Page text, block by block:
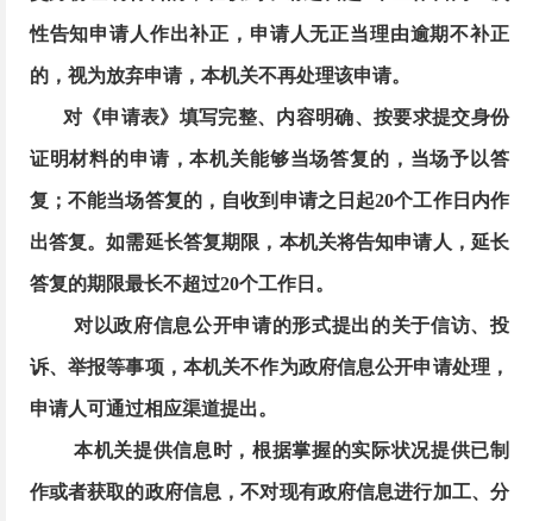
性告知申请人作出补正，申请人无正当理由逾期不补正
的，视为放弃申请，本机关不再处理该申请。
对《申请表》填写完整、内容明确、按要求提交身份
证明材料的申请，本机关能够当场答复的，当场予以答
复；不能当场答复的，自收到申请之日起20个工作日内作
出答复。如需延长答复期限，本机关将告知申请人，延长
答复的期限最长不超过20个工作日。
对以政府信息公开申请的形式提出的关于信访、投
诉、举报等事项，本机关不作为政府信息公开申请处理，
申请人可通过相应渠道提出。
本机关提供信息时，根据掌握的实际状况提供已制
作或者获取的政府信息，不对现有政府信息进行加工、分